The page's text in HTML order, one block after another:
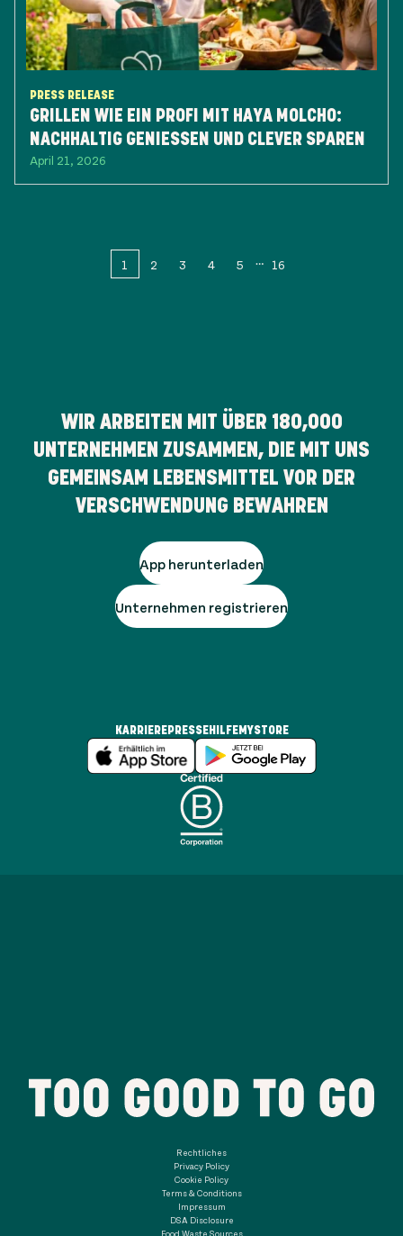
PRESS RELEASE
GRILLEN WIE EIN PROFI MIT HAYA MOLCHO:
NACHHALTIG GENIESSEN UND CLEVER SPAREN
April 21, 2026
1 2 3 4 5 16
WIR ARBEITEN MIT ÜBER 180,000
UNTERNEHMEN ZUSAMMEN, DIE MIT UNS
GEMEINSAM LEBENSMITTEL VOR DER
VERSCHWENDUNG BEWAHREN
App herunterladen
Unternehmen registrieren
KARRIEREPRESSEHILFEMYSTORE
Rechtliches
Privacy Policy
Cookie Policy
Terms & Conditions
Impressum
DSA Disclosure
Food Waste Sources